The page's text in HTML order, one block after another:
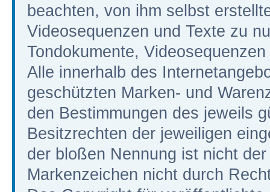
beachten, von ihm selbst
Videosequenzen und Texte zu
Tondokumente,
Alle innerhalb des
geschützten Marken- und
den Bestimmungen des jeweils
Besitzrechten der jeweiligen
der bloßen Nennung ist nicht
Markenzeichen nicht durch